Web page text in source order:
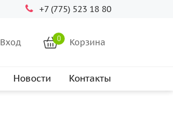
+7 (775) 523 18 80
Вход 0 Корзина
Новости Контакты